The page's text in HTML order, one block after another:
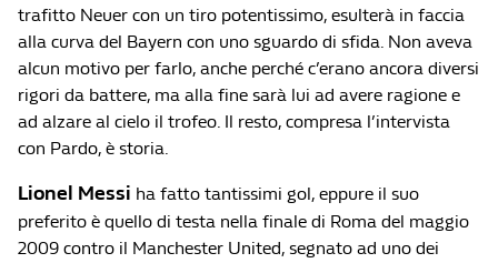
trafitto Neuer con un tiro potentissimo, esulterà in faccia
alla curva del Bayern con uno sguardo di sfida. Non aveva
alcun motivo per farlo, anche perché c’erano ancora diversi
rigori da battere, ma alla fine sarà lui ad avere ragione e
ad alzare al cielo il trofeo. Il resto, compresa l’intervista
con Pardo, è storia.
Lionel Messi ha fatto tantissimi gol, eppure il suo
preferito è quello di testa nella finale di Roma del maggio
2009 contro il Manchester United, segnato ad uno dei